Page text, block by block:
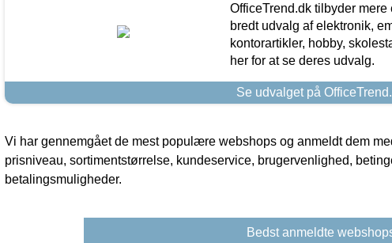
OfficeTrend.dk tilbyder
bredt udvalg af elektronik,
kontorartikler, hobby,
her for at se deres udvalg.
Se udvalget på
Vi har gennemgået de mest populære webshops og anmeldt dem
prisniveau, sortimentstørrelse, kundeservice, brugervenlighed,
betalingsmuligheder.
Bedst anmeldte